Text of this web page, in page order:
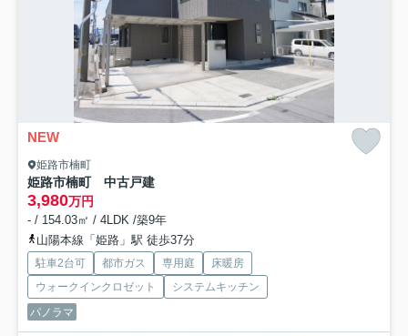
NEW
姫路市楠町
姫路市楠町 中古戸建
3,980万円
- / 154.03㎡ / 4LDK /築9年
山陽本線「姫路」駅 徒歩37分
駐車2台可 都市ガス 専用庭
床暖房
ウォークインクロゼット
システムキッチン
パノラマ